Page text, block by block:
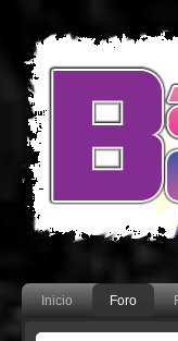
Inicio Foro